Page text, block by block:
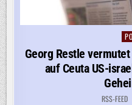
in
Georg Restle
auf Ceuta US-
RSS-FEED